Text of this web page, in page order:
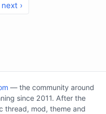
next ›
— the community around
since 2011. After the
thread, mod, theme and